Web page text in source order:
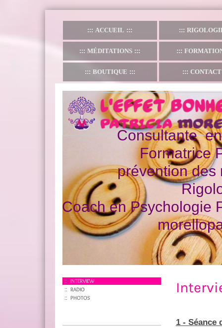
ACCUEIL
MÉDITATIONS
BOUTIQUE CONTACT
Consultante
Formatrice
prévention
Coach en Psychologie
1 - Séance
INTERVIEW
RADIO
PHOTOS